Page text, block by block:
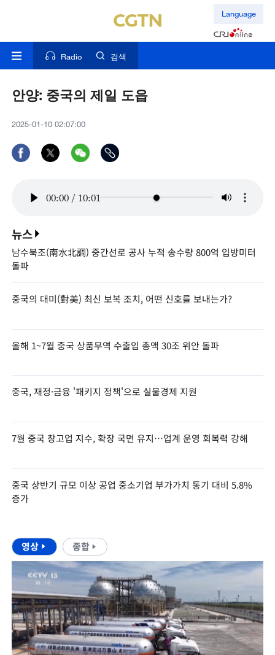
Language
Radio 검색
안양: 중국의 제일 도읍
2025-01-10 02:07:00
00:00 / 10:01
뉴스
남수북조(南水北調) 중간선로 공사 누적 송수량 800억 입방미터
돌파
중국의 대미(對美) 최신 보복 조치, 어떤 신호를 보내는가?
올해 1~7월 중국 상품무역 수출입 총액 30조 위안 돌파
중국, 재정·금융 '패키지 정책'으로 실물경제 지원
7월 중국 창고업 지수, 확장 국면 유지…업계 운영 회복력 강해
중국 상반기 규모 이상 공업 중소기업 부가가치 동기 대비 5.8%
증가
영상 종합